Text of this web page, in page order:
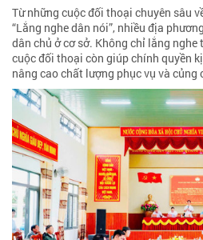
Từ những cuộc đối thoại chuyên sâu
“Lắng nghe dân nói”, nhiều địa
dân chủ ở cơ sở. Không chỉ lắng nghe
cuộc đối thoại còn giúp chính quyền
nâng cao chất lượng phục vụ và